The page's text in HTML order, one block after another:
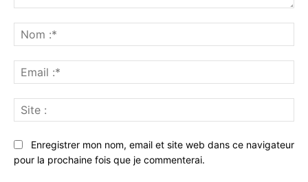
:*
:*
:
Enregistrer mon nom, email et site web dans ce navigateur
pour la prochaine fois que je commenterai.